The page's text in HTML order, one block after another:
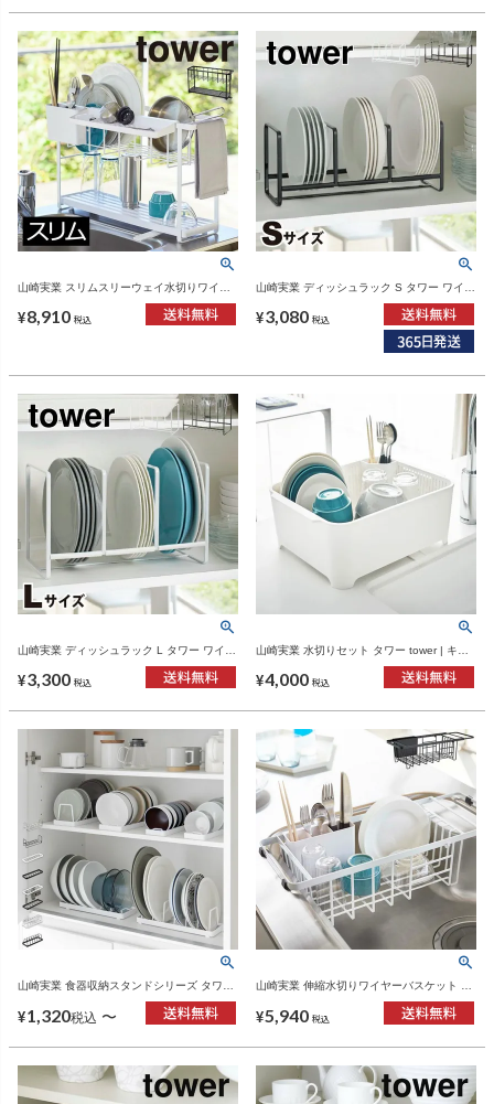
山崎実業 スリムスリーウェイ水切りワイヤ
貨・タワーシリーズ
¥8,910 税込
山崎実業 ディッシュラック S タワー ワイド
¥3,080 税込
山崎実業 ディッシュラック L タワー ワイド
¥3,300 税込
山崎実業 水切りセット タワー tower | キッ
¥4,000 税込
山崎実業 食器収納スタンドシリーズ タワー
tower | キッチン雑貨・タワーシリーズ
¥1,320税込 〜
山崎実業 伸縮水切りワイヤーバスケット タ
ワー tower | キッチン雑貨・タワーシリーズ
¥5,940 税込